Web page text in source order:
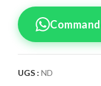
UGS : ND